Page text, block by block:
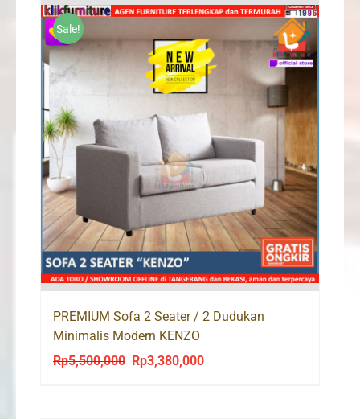
Sale!
PREMIUM Sofa 2 Seater / 2 Dudukan
Minimalis Modern KENZO
Rp5,500,000
Original
Rp3,380,000Current